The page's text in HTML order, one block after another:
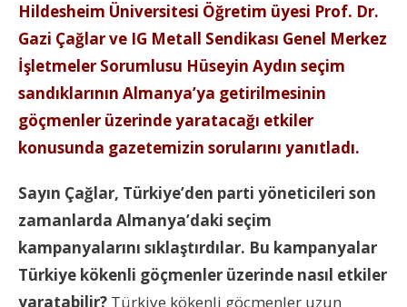
Hildesheim Üniversitesi Öğretim üyesi Prof. Dr.
Gazi Çağlar ve IG Metall Sendikası Genel Merkez
İşletmeler Sorumlusu Hüseyin Aydın seçim
sandıklarının Almanya’ya getirilmesinin
göçmenler üzerinde yaratacağı etkiler
konusunda gazetemizin sorularını yanıtladı.
Sayın Çağlar, Türkiye’den parti yöneticileri son
zamanlarda Almanya’daki seçim
kampanyalarını sıklaştırdılar. Bu kampanyalar
Türkiye kökenli göçmenler üzerinde nasıl etkiler
yaratabilir? Türkiye kökenli göçmenler uzun